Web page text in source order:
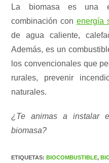
La biomasa es una
combinación con energía
de agua caliente,
Además, es un
los convencionales que
rurales, prevenir
naturales.
¿Te animas a instalar
biomasa?
ETIQUETAS:BIOCOMBUSTIBLE,